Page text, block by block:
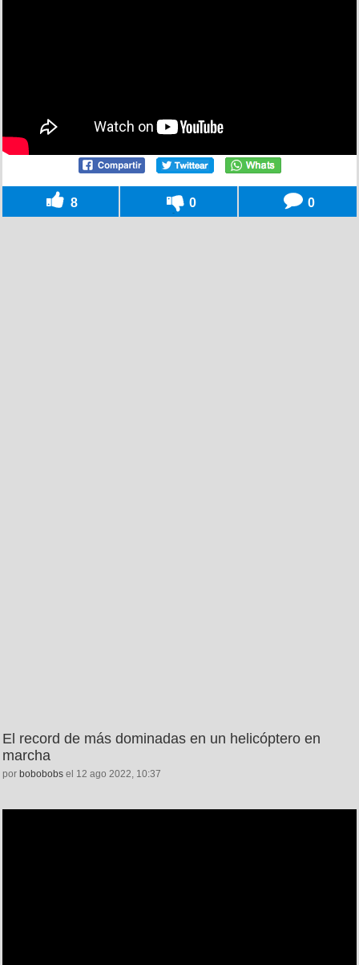
8 0 0
El record de más dominadas en un helicóptero en
marcha
por bobobobs el 12 ago 2022, 10:37